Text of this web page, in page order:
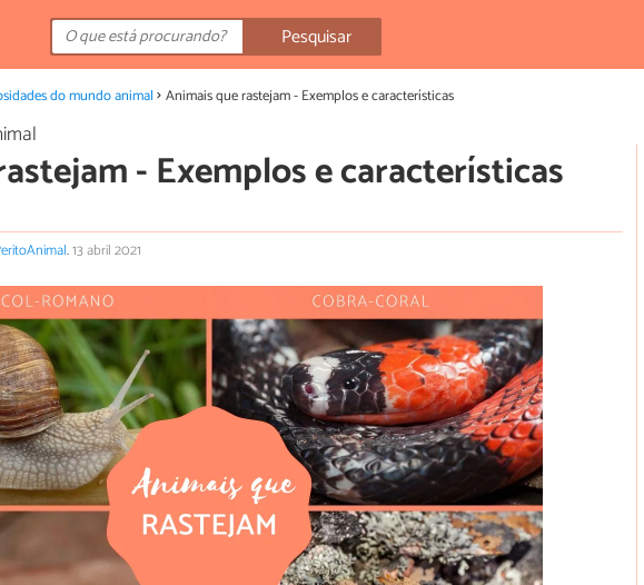
Pesquisar
do mundo animal Animais que rastejam - Exemplos e características
- Exemplos e características
.13 abril 2021